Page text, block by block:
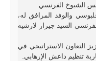
الشيوخ الفرنسي
والوفد المرافق له،
السيد جيرار لارشيه
التعاون الاستراتيجي في
تنظيم داعش الإرهابي.